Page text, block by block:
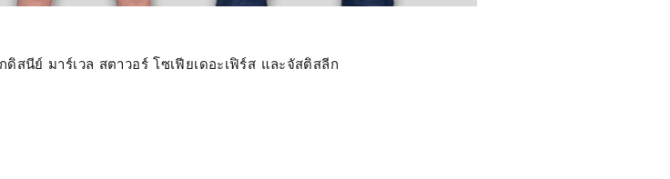
นีย์ มาร์เวล สตาวอร์ โซเฟียเดอะเฟิร์ส และจัสติสลีก